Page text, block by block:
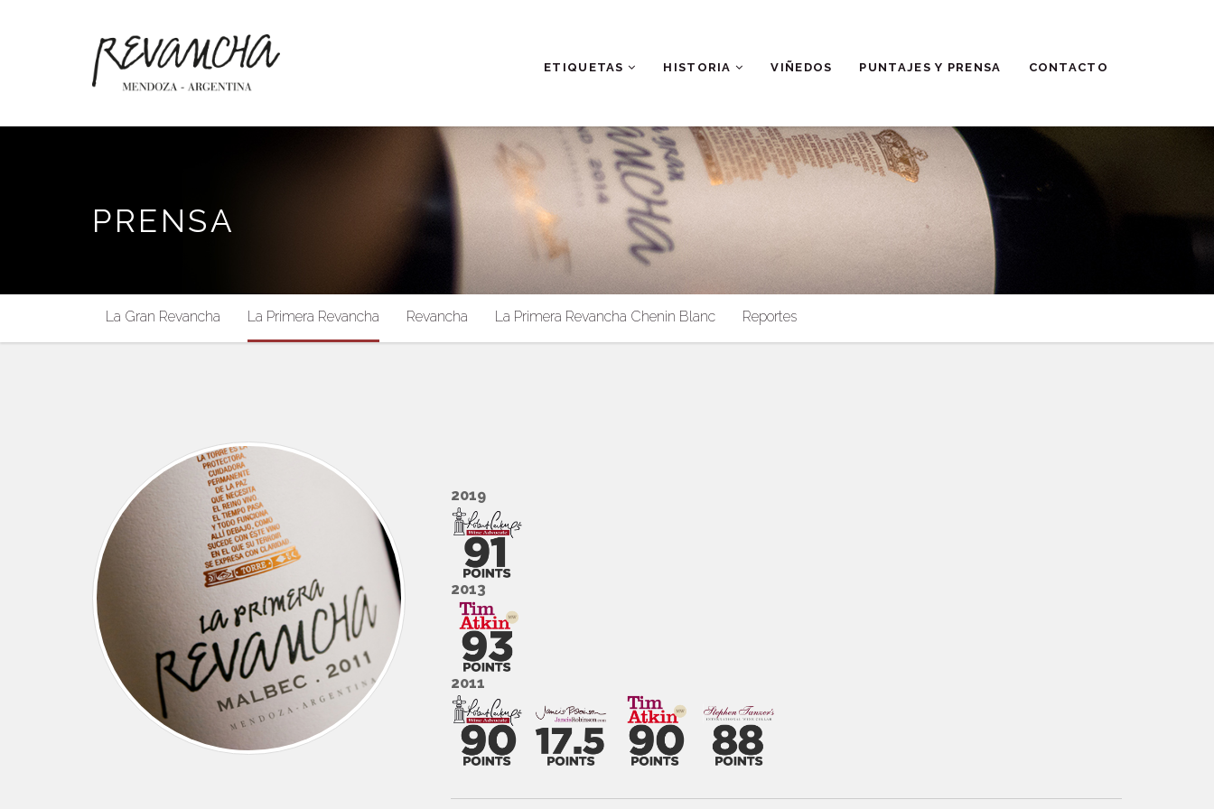
ETIQUETAS HISTORIA VIÑEDOS PUNTAJES Y PRENSA CONTACTO
PRENSA
La Gran Revancha La Primera Revancha Revancha La Primera Revancha Chenin Blanc Reportes
2019
2013
2011